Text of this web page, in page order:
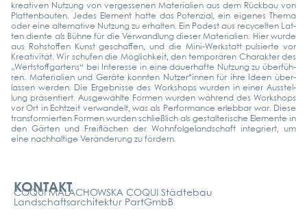
krea­ti­ven Nut­zung von ver­ges­se­nen Mate­ria­li­en aus dem Rück­bau von
Plat­ten­bau­ten. Jedes Ele­ment hat­te das Poten­zi­al, ein eige­nes The­ma
oder eine alter­na­ti­ve Nut­zung zu erhal­ten. Ein Podest aus recy­cel­ten Lat­
ten dien­te als Büh­ne für die Ver­wand­lung die­ser Mate­ria­li­en. Hier wur­de
aus Roh­stof­fen Kunst geschaf­fen, und die Mini-Wer­k­statt pul­sier­te vor
Krea­ti­vi­tät. Wir schu­fen die Mög­lich­keit, den tem­po­rä­ren Cha­rak­ter des
„Wert­stoff­gar­tens“ bei Inter­es­se in eine dau­er­haf­te Nut­zung zu über­füh­
ren. Mate­ria­li­en und Gerä­te konn­ten Nutzer*innen für ihre Ideen über­
las­sen wer­den. Die Ergeb­nis­se des Work­shops wur­den in einer Aus­stel­
lung prä­sen­tiert. Aus­ge­wähl­te For­men wur­den wäh­rend des Work­shops
vor Ort in Echt­zeit ver­wan­delt, was als Per­for­mance erleb­bar war. Die­se
trans­for­mier­ten For­men wur­den schließ­lich als gestal­te­ri­sche Ele­men­te in
den Gär­ten und Frei­flä­chen der Wohn­fol­ge­land­schaft inte­griert, um
eine nach­hal­ti­ge Ver­än­de­rung zu för­dern.
KONTAKT
COQUI MALACHOWSKA COQUI Städtebau
Landschaftsarchitektur PartGmbB